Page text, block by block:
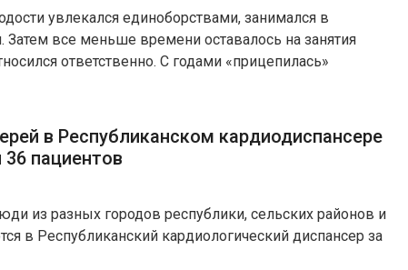
увлекался единоборствами, занимался в
Затем все меньше времени оставалось на занятия
ответственно. С годами «прицепилась»
в Республиканском кардиодиспансере
пациентов
из разных городов республики, сельских районов и
в Республиканский кардиологический диспансер за